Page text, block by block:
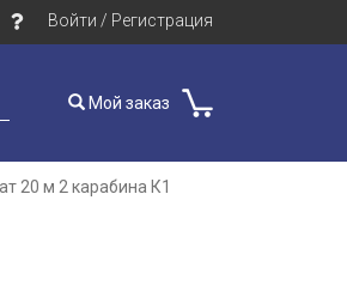
Войти / Регистрация
Мой заказ
20 м 2 карабина К1